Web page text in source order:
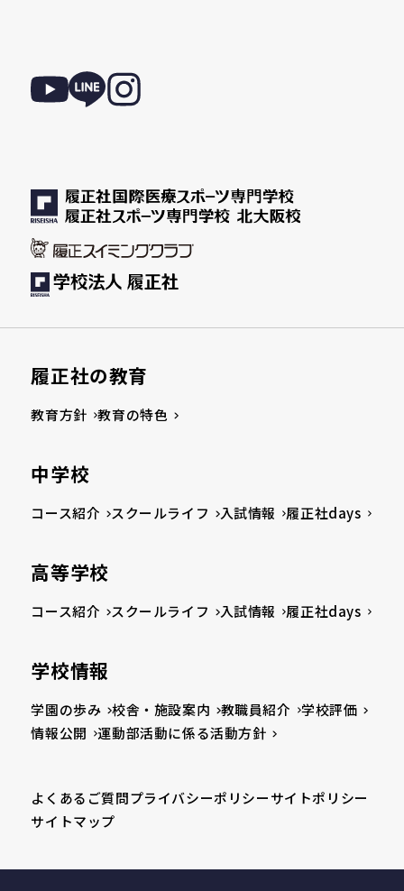
履正社の教育
教育方針 教育の特色
中学校
コース紹介 スクールライフ 入試情報 履正社days
高等学校
コース紹介 スクールライフ 入試情報 履正社days
学校情報
学園の歩み 校舎・施設案内 教職員紹介
学校評価
情報公開
運動部活動に係る活動方針
よくあるご質問プライバシーポリシーサイトポリシー
サイトマップ